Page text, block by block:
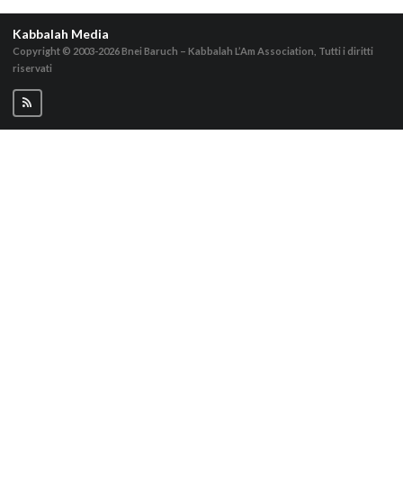
Kabbalah Media
Copyright © 2003-2026Bnei Baruch – Kabbalah L’Am Association, Tutti i diritti
riservati